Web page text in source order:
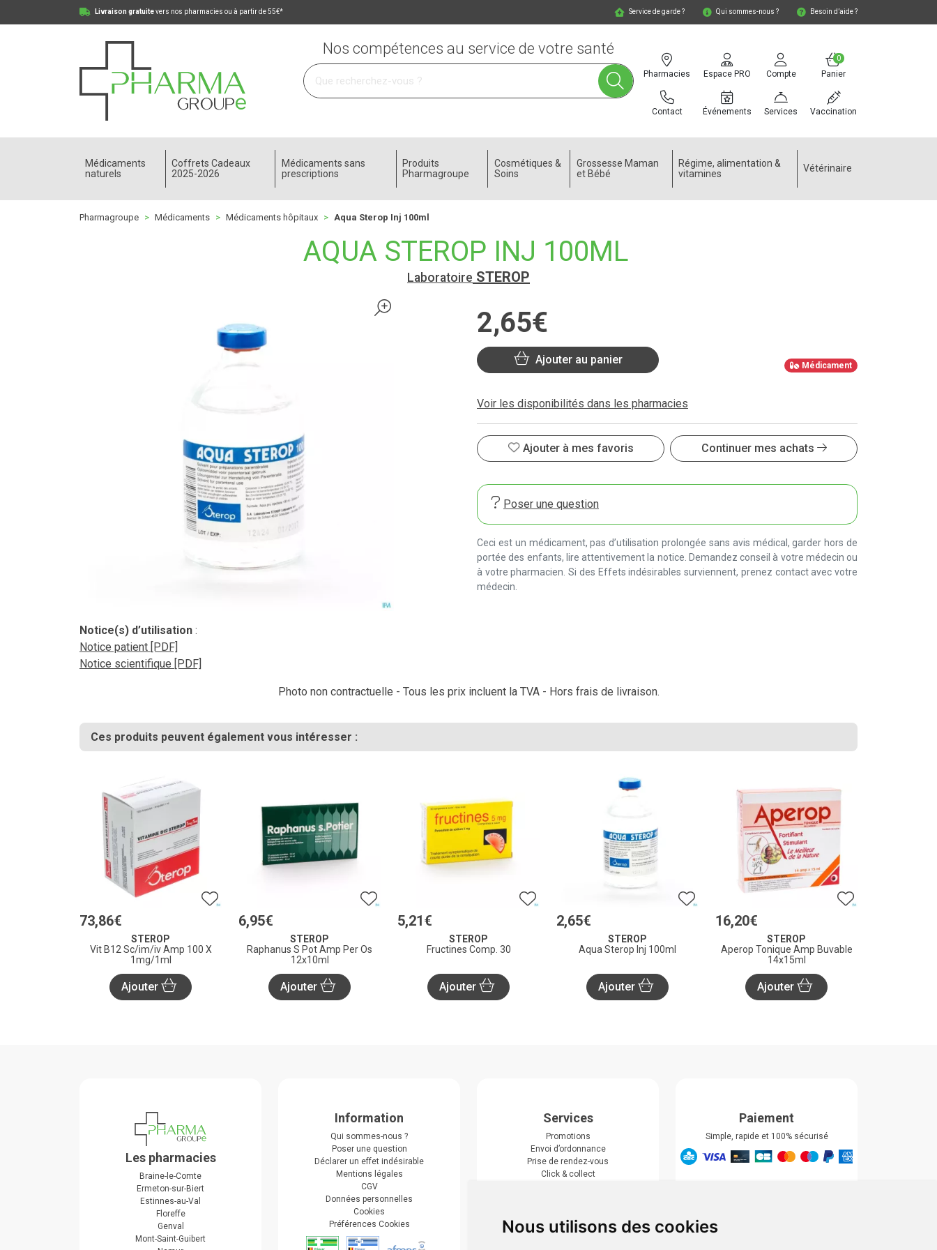
Nous utilisons des cookies
Livraison gratuitevers nos pharmacies ou à partir de 55€* Service de garde ? Qui sommes-nous ? Besoin d’aide ?
Pharmagroupe Votre pharmacie en ligne à votre service
Pharmacies
Contact
Espace PRO
Événements
Compte
Services
Panier
0
Vaccination
Nos compétences au service de votre santé
Médicaments
naturels
Coffrets Cadeaux
2025-2026
Médicaments sans
prescriptions
Produits
Pharmagroupe
Cosmétiques &
Soins
Grossesse Maman
et Bébé
Régime, alimentation &
vitamines
Vétérinaire
Pharmagroupe Médicaments Médicaments hôpitaux Aqua Sterop Inj 100ml
AQUA STEROP INJ 100ML
Laboratoire STEROP
2,65€
Ajouter au panier Médicament
Voir les disponibilités dans les pharmacies
Ajouter à mes favoris Continuer mes achats
Poser une question
Ceci est un médicament, pas d’utilisation prolongée sans avis médical, garder hors de
portée des enfants, lire attentivement la notice. Demandez conseil à votre médecin ou
à votre pharmacien. Si des Effets indésirables surviennent, prenez contact avec votre
médecin.
Notice(s) d’utilisation :
Notice patient [PDF]
Notice scientifique [PDF]
Photo non contractuelle - Tous les prix incluent la TVA - Hors frais de livraison.
Ces produits peuvent également vous intéresser :
73,86€
STEROP
Vit B12 Sc/im/iv Amp 100 X
1mg/1ml
Ajouter
6,95€
STEROP
Raphanus S Pot Amp Per Os
12x10ml
Ajouter
5,21€
STEROP
Fructines Comp. 30
Ajouter
2,65€
STEROP
Aqua Sterop Inj 100ml
Ajouter
16,20€
STEROP
Aperop Tonique Amp Buvable
14x15ml
Ajouter
Les pharmacies
Braine-le-Comte
Ermeton-sur-Biert
Estinnes-au-Val
Floreffe
Genval
Mont-Saint-Guibert
Information
Qui sommes-nous ?
Poser une question
Déclarer un effet indésirable
Mentions légales
CGV
Données personnelles
Cookies
Préférences Cookies
Services
Promotions
Envoi d’ordonnance
Prise de rendez-vous
Click & collect
Paiement
Simple, rapide et 100% sécurisé